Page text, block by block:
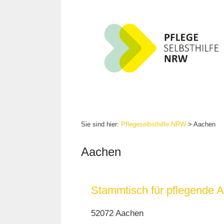
Sie sind hier: Pflegeselbsthilfe NRW > Aachen
Aachen
Stammtisch für pflegende
52072 Aachen